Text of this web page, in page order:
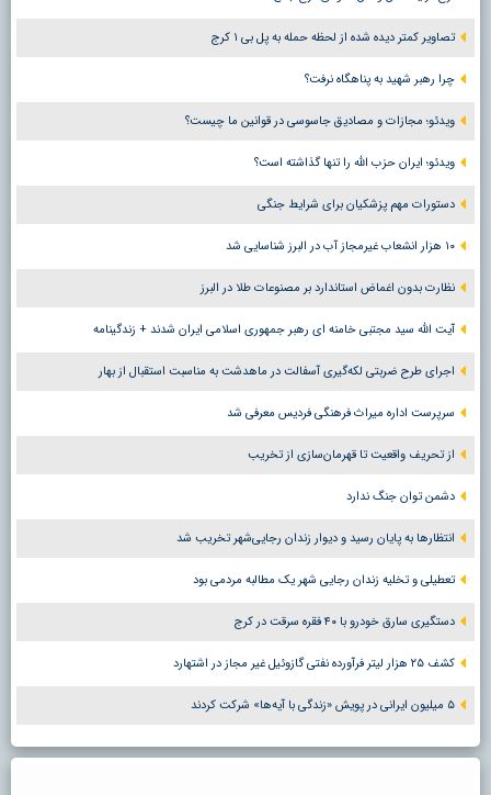
تصاویر کمتر دیده شده از لحظه حمله به پل بی ۱ کرج
چرا رهبر شهید به پناهگاه نرفت؟
ویدئو؛ مجازات و مصادیق جاسوسی در قوانین ما چیست؟
ویدئو؛ ایران حزب الله را تنها گذاشته است؟
دستورات مهم پزشکیان برای شرایط جنگی
۱۰ هزار انشعاب غیرمجاز آب در البرز شناسایی شد
نظارت بدون اغماض استاندارد بر مصنوعات طلا در البرز
آیت الله سید مجتبی خامنه ای رهبر جمهوری اسلامی ایران شدند + زندگینامه
اجرای طرح ضربتی لکه‌گیری آسفالت در ماهدشت به مناسبت استقبال از بهار
سرپرست اداره میراث فرهنگی فردیس معرفی شد
از تحریف واقعیت تا قهرمان‌سازی از تخریب
دشمن توان جنگ ندارد
انتظارها به پایان رسید و دیوار زندان رجایی‌شهر تخریب شد
تعطیلی و تخلیه زندان رجایی شهر یک مطالبه مردمی بود
دستگیری سارق خودرو با ۴۰ فقره سرقت در کرج
کشف ۲۵ هزار لیتر فرآورده نفتی گازوئیل غیر مجاز در اشتهارد
۵ میلیون ایرانی در پویش «زندگی با آیه‌ها» شرکت کردند